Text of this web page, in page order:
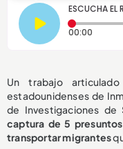
ESCUCHA EL
00:00
Un trabajo
estadounidenses de
de Investigaciones de
captura de 5
transportar migrantes